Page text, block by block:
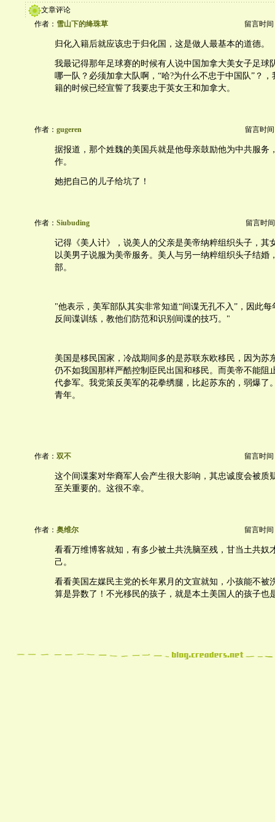
文章评论
作者： 雪山下的绛珠草 留言时间
归化入籍后就应该忠于归化国，这是做人最基本的道德。
我最记得那年足球赛的时候有人说中国加拿大美女子足球
哪一队？必须加拿大队啊，“哈?为什么不忠于中国队”？
籍的时候已经宣誓了我要忠于英女王和加拿大。
作者： gugeren 留言时间
据报道，那个姓魏的美国兵就是他母亲鼓励他为中共服务
作。
她把自己的儿子给坑了！
作者： Siubuding 留言时
记得《美人计》，说美人的父亲是美帝纳粹组织头子，其
以美男子说服为美帝服务。美人与另一纳粹组织头子结婚
部。
"他表示，美军部队其实非常知道“间谍无孔不入”，因此
反间谍训练，教他们防范和识别间谍的技巧。"
美国是移民国家，冷战期间多的是苏联东欧移民，因为苏
仍不如我国那样严酷控制臣民出国和移民。而美帝不能阻
代参军。我党策反美军的花拳绣腿，比起苏东的，弱爆了
青年。
作者： 双不 留言时间
这个间谍案对华裔军人会产生很大影响，其忠诚度会被质
至关重要的。这很不幸。
作者： 奥维尔 留言时间
看看万维博客就知，有多少被土共洗脑至残，甘当土共奴
己。
看看美国左媒民主党的长年累月的文宣就知，小孩能不被
算是异数了！不光移民的孩子，就是本土美国人的孩子也